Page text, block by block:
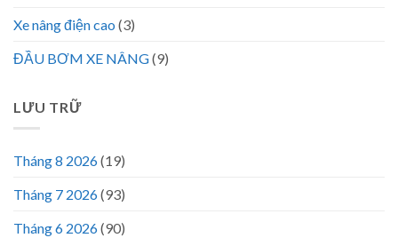
Xe nâng điện cao (3)
ĐẦU BƠM XE NÂNG(9)
LƯU TRỮ
Tháng 8 2026(19)
Tháng 7 2026(93)
Tháng 6 2026(90)